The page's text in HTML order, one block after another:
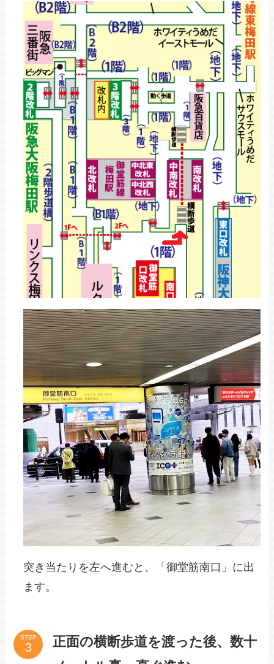
突き当たりを左へ進むと、「御堂筋南口」に出
ます。
STEP
正面の横断歩道を渡った後、数十